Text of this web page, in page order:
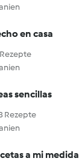
en casa
sencillas
Rezepte
a mi medida